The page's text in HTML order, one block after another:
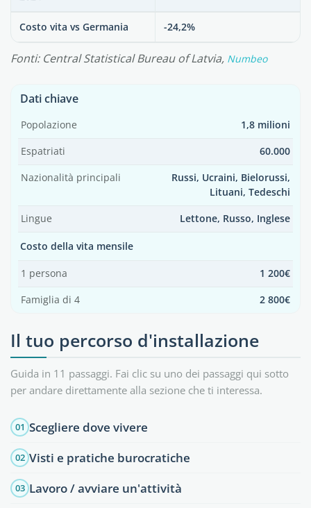
Costo vita vs Germania -24,2%
Fonti: Central Statistical Bureau of Latvia, Numbeo
Dati chiave
Popolazione 1,8 milioni
Espatriati 60.000
Nazionalità principali
Russi, Ucraini, Bielorussi,
Lituani, Tedeschi
Lingue Lettone, Russo, Inglese
Costo della vita mensile
1 persona 1 200€
Famiglia di 4 2 800€
Il tuo percorso d'installazione
Guida in 11 passaggi. Fai clic su uno dei passaggi qui sotto
per andare direttamente alla sezione che ti interessa.
01 Scegliere dove vivere
02 Visti e pratiche burocratiche
03 Lavoro / avviare un'attività